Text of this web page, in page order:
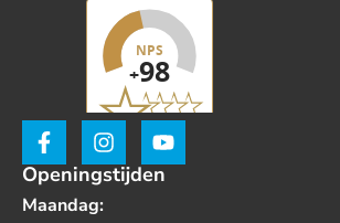
Openingstijden
Maandag: